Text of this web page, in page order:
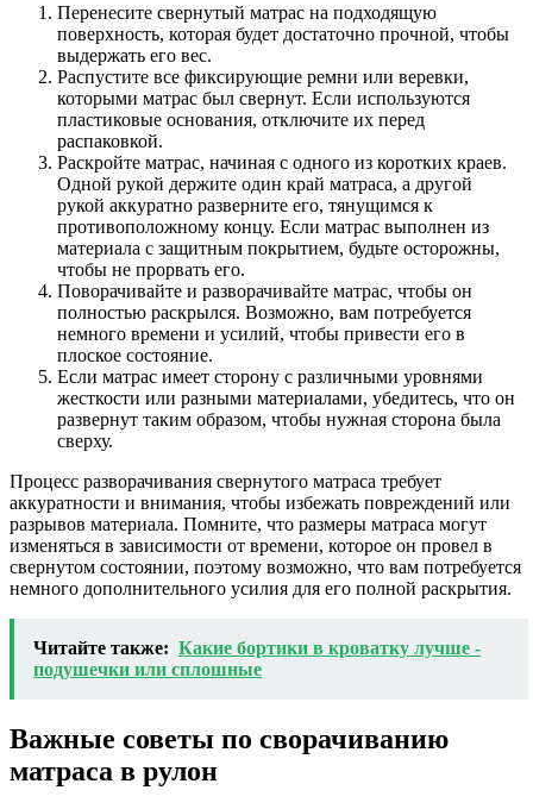
Перенесите свернутый матрас на подходящую
поверхность, которая будет достаточно прочной, чтобы
выдержать его вес.
Распустите все фиксирующие ремни или веревки,
которыми матрас был свернут. Если используются
пластиковые основания, отключите их перед
распаковкой.
Раскройте матрас, начиная с одного из коротких краев.
Одной рукой держите один край матраса, а другой
рукой аккуратно разверните его, тянущимся к
противоположному концу. Если матрас выполнен из
материала с защитным покрытием, будьте осторожны,
чтобы не прорвать его.
Поворачивайте и разворачивайте матрас, чтобы он
полностью раскрылся. Возможно, вам потребуется
немного времени и усилий, чтобы привести его в
плоское состояние.
Если матрас имеет сторону с различными уровнями
жесткости или разными материалами, убедитесь, что он
развернут таким образом, чтобы нужная сторона была
сверху.
Процесс разворачивания свернутого матраса требует
аккуратности и внимания, чтобы избежать повреждений или
разрывов материала. Помните, что размеры матраса могут
изменяться в зависимости от времени, которое он провел в
свернутом состоянии, поэтому возможно, что вам потребуется
немного дополнительного усилия для его полной раскрытия.
Читайте также: Какие бортики в кроватку лучше -
подушечки или сплошные
Важные советы по сворачиванию
матраса в рулон